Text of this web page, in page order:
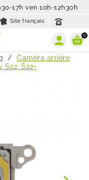
17h ven 10h-12h30h
Site français
0
Caméra arrière
S22+